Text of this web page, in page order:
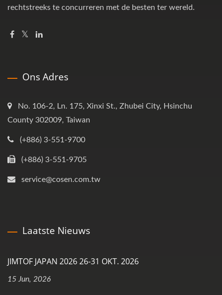
rechtstreeks te concurreren met de besten ter wereld.
Ons Adres
No. 106-2, Ln. 175, Xinxi St., Zhubei City, Hsinchu
County 302009, Taiwan
(+886) 3-551-9700
(+886) 3-551-9705
service@cosen.com.tw
Laatste Nieuws
JIMTOF JAPAN 2026 26-31 OKT. 2026
15 Jun, 2026